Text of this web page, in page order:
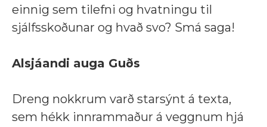
einnig sem tilefni og hvatningu til
sjálfsskoðunar og hvað svo? Smá saga!
Alsjáandi auga Guðs
Dreng nokkrum varð starsýnt á texta,
sem hékk innrammaður á veggnum hjá